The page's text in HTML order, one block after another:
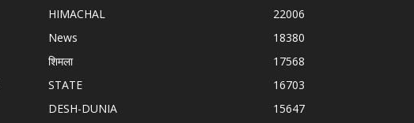
HIMACHAL
22006
News
18380
शिमला
17568
STATE
16703
DESH-DUNIA
15647